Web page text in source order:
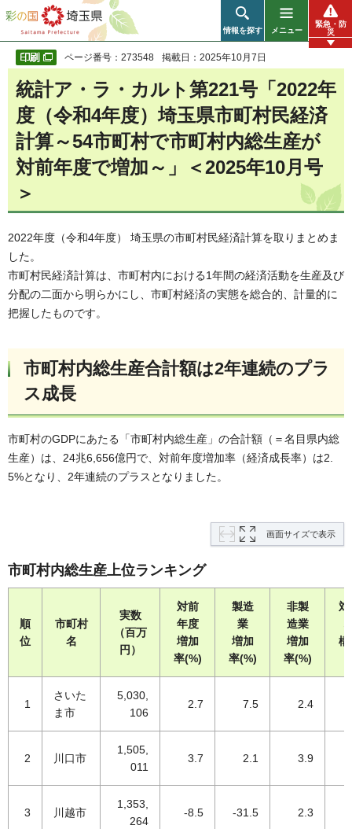
彩の国 埼玉県
情報を探す メニュー
緊急・防
災
ページ番号：273548 掲載日：2025年10月7日
統計ア・ラ・カルト第221号「2022年
度（令和4年度）埼玉県市町村民経済
計算～54市町村で市町村内総生産が
対前年度で増加～」＜2025年10月号
＞
2022年度（令和4年度） 埼玉県の市町村民経済計算を取りまとめま
した。
市町村民経済計算は、市町村内における1年間の経済活動を生産及び
分配の二面から明らかにし、市町村経済の実態を総合的、計量的に
把握したものです。
市町村内総生産合計額は2年連続のプラ
ス成長
市町村のGDPにあたる「市町村内総生産」の合計額（＝名目県内総
生産）は、24兆6,656億円で、対前年度増加率（経済成長率）は2.
5%となり、2年連続のプラスとなりました。
画面サイズで表示
市町村内総生産上位ランキング
順
位
市町村
名
実数
（百万
円）
対前
年度
増加
率(%)
製造
業
増加
率(%)
非製
造業
増加
率(%)
対
構
1
さいた
ま市
5,030,
106
2.7 7.5 2.4
2 川口市
1,505,
011
3.7 2.1 3.9
3 川越市
1,353,
264
-8.5 -31.5 2.3